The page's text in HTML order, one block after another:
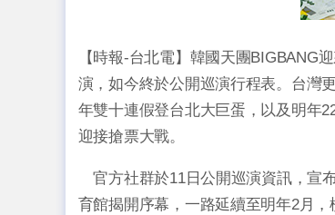
【時報-台北電】韓國天團BIGBANG
演，如今終於公開巡演行程表。台灣
年雙十連假登台北大巨蛋，以及明年
迎接搶票大戰。
官方社群於11日公開巡演資訊，宣
育館揭開序幕，一路延續至明年2月